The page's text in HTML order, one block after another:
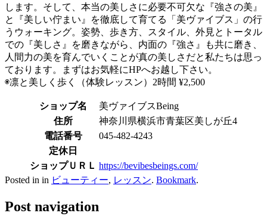
します。そして、本当の美しさに必要不可欠な『強さの美』
と『美しい佇まい』を徹底して育てる「美ヴァイブス」の行
うウォーキング。姿勢、歩き方、スタイル、外見とトータル
での『美しさ』を磨きながら、内面の『強さ』も共に磨き、
人間力の美を育んでいくことが真の美しさだと私たちは思っ
ております。まずはお気軽にHPへお越し下さい。
◉凛と美しく歩く（体験レッスン）2時間 ¥2,500
ショップ名
美ヴァイブスBeing
住所
神奈川県横浜市青葉区美しが丘4
電話番号
045-482-4243
定休日
ショップＵＲＬ https://bevibesbeings.com/
Posted in in ビューティー, レッスン. Bookmark.
Post navigation